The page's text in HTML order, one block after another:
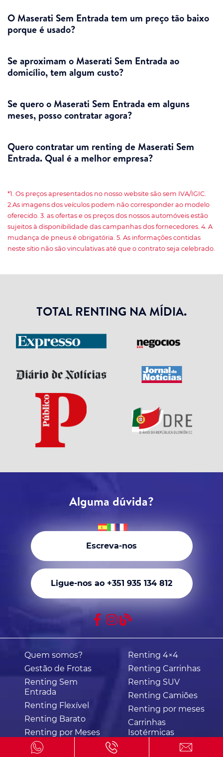
O Maserati Sem Entrada tem um preço tão baixo
porque é usado?
Se aproximam o Maserati Sem Entrada ao
domicílio, tem algum custo?
Se quero o Maserati Sem Entrada em alguns
meses, posso contratar agora?
Quero contratar um renting de Maserati Sem
Entrada. Qual é a melhor empresa?
*1. Os preços apresentados no nosso website são sem IVA/IGIC.
2.As imagens dos veículos podem não corresponder ao modelo
oferecido. 3. as ofertas e os preços dos nossos automóveis estão
sujeitos à disponibilidade das campanhas dos fornecedores. 4. A
mudança de pneus é obrigatória. 5. As informações contidas
neste sítio não são vinculativas até que o contrato seja celebrado.
TOTAL RENTING NA MÍDIA.
Alguma dúvida?
Escreva-nos
Ligue-nos ao +351 935 134 812
Quem somos?
Gestão de Frotas
Renting Sem
Entrada
Renting Flexível
Renting Barato
Renting por Meses
Renting Híbridos
Renting 4×4
Renting Carrinhas
Renting SUV
Renting Camiões
Renting por meses
Carrinhas
Isotérmicas
Aluguer Longa